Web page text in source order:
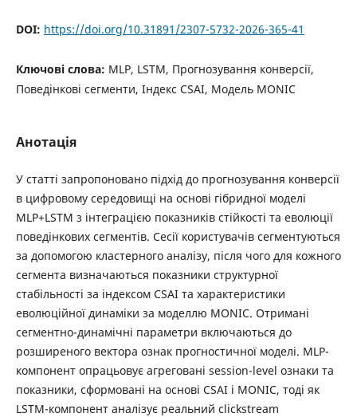
DOI: https://doi.org/10.31891/2307-5732-2026-365-41
Ключові слова: MLP, LSTM, Прогнозування конверсії,
Поведінкові сегменти, Індекс CSAI, Модель MONIC
Анотація
У статті запропоновано підхід до прогнозування конверсії
в цифровому середовищі на основі гібридної моделі
MLP+LSTM з інтеграцією показників стійкості та еволюції
поведінкових сегментів. Сесії користувачів сегментуються
за допомогою кластерного аналізу, після чого для кожного
сегмента визначаються показники структурної
стабільності за індексом CSAI та характеристики
еволюційної динаміки за моделлю MONIC. Отримані
сегментно-динамічні параметри включаються до
розширеного вектора ознак прогностичної моделі. MLP-
компонент опрацьовує агреговані session-level ознаки та
показники, сформовані на основі CSAI і MONIC, тоді як
LSTM-компонент аналізує реальний clickstream